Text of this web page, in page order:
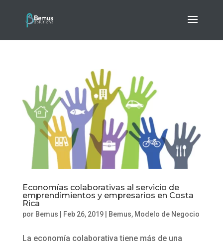
Economías colaborativas al servicio de
emprendimientos y empresarios en Costa
Rica
por Bemus Feb 26, 2019| Bemus, Modelo de Negocio
La economía colaborativa tiene más de una